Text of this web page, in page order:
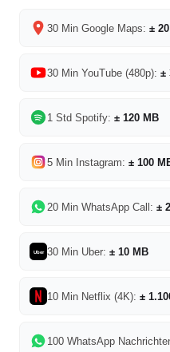
30 Min Google Maps: ±
30 Min YouTube (480p): ±
1 Std Spotify: ± 120 MB
5 Min Instagram: ± 100
20 Min WhatsApp Call: ±
Uber 30 Min Uber: ± 10 MB
10 Min Netflix (4K): ±
100 WhatsApp